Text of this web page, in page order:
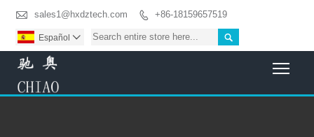
 sales1@hxdztech.com  +86-18159657519

Español 